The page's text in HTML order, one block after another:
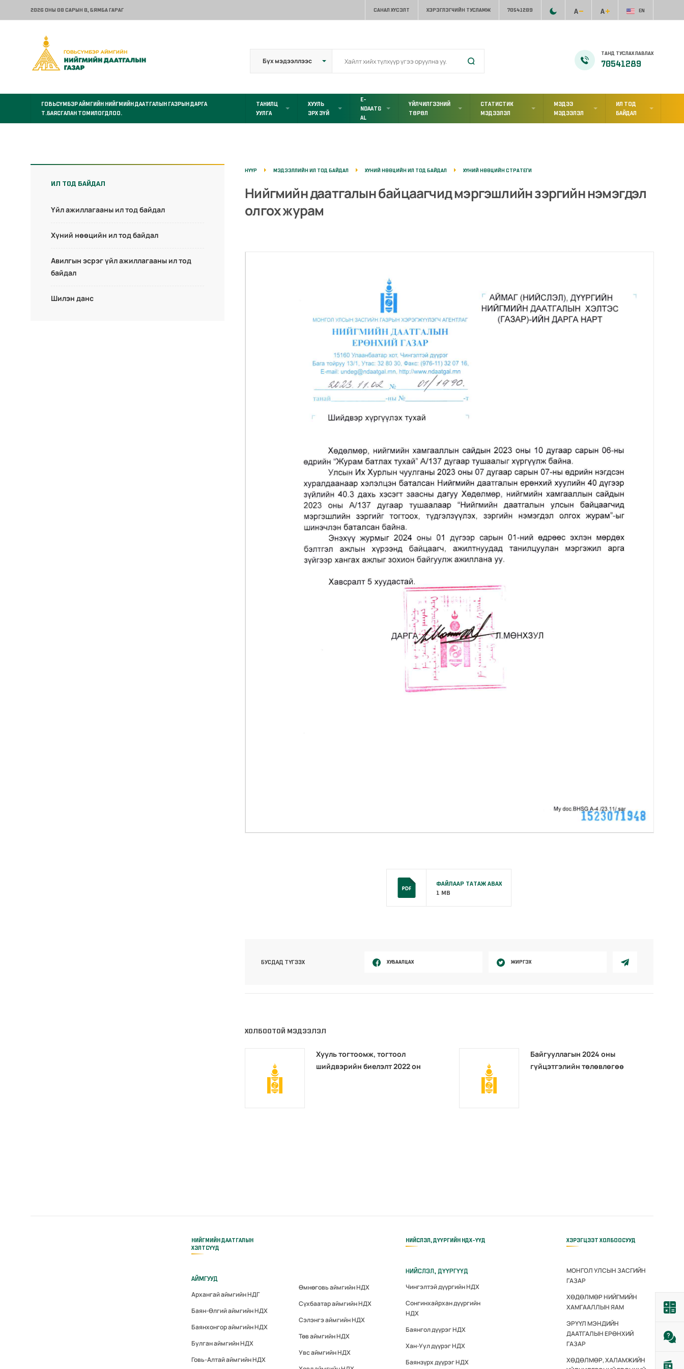
2026 ОНЫ 08 САРЫН 8, БЯМБА ГАРАГ САНАЛ ХҮСЭЛТ ХЭРЭГЛЭГЧИЙН ТУСЛАМЖ 70541289 EN
ТАНД ТУСЛАХ ЛАВЛАХ
70541289
ГОВЬСҮМБЭР АЙМГИЙН НИЙГМИЙН ДААТГАЛЫН ГАЗРЫН ДАРГА
Т.БАЯСГАЛАН ТОМИЛОГДЛОО.
ТАНИЛЦ
УУЛГА
ХУУЛЬ
ЭРХ ЗҮЙ
E-
NDAATG
AL
ҮЙЛЧИЛГЭЭНИЙ
ТӨРӨЛ
СТАТИСТИК
МЭДЭЭЛЭЛ
МЭДЭЭ
МЭДЭЭЛЭЛ
ИЛ ТОД
БАЙДАЛ
ИЛ ТОД БАЙДАЛ
Үйл ажиллагааны ил тод байдал
Хүний нөөцийн ил тод байдал
Авилгын эсрэг үйл ажиллагааны ил тод
байдал
Шилэн данс
НҮҮР МЭДЭЭЛЛИЙН ИЛ ТОД БАЙДАЛ ХҮНИЙ НӨӨЦИЙН ИЛ ТОД БАЙДАЛ ХҮНИЙ НӨӨЦИЙН СТРАТЕГИ
Нийгмийн даатгалын байцаагчид мэргэшлийн зэргийн нэмэгдэл
олгох журам
ФАЙЛААР ТАТАЖ АВАХ
1 MB
БУСДАД ТҮГЭЭХ ХУВААЛЦАХ ЖИРГЭХ
ХОЛБООТОЙ МЭДЭЭЛЭЛ
Хууль тогтоомж, тогтоол
шийдвэрийн биелэлт 2022 он
Байгууллагын 2024 оны
гүйцэтгэлийн төлөвлөгөө
НИЙГМИЙН ДААТГАЛЫН
ХЭЛТСҮҮД
АЙМГУУД
Архангай аймгийн НДГ
Баян-Өлгий аймгийн НДХ
Баянхонгор аймгийн НДХ
Булган аймгийн НДХ
Говь-Алтай аймгийн НДХ
Өмнөговь аймгийн НДХ
Сүхбаатар аймгийн НДХ
Сэлэнгэ аймгийн НДХ
Төв аймгийн НДХ
Увс аймгийн НДХ
НИЙСЛЭЛ, ДҮҮРГИЙН НДХ-ҮҮД
НИЙСЛЭЛ, ДҮҮРГҮҮД
Чингэлтэй дүүргийн НДХ
Сонгинхайрхан дүүргийн
НДХ
Баянгол дүүрэг НДХ
Хан-Уул дүүрэг НДХ
Баянзүрх дүүрэг НДХ
ХЭРЭГЦЭЭТ ХОЛБООСУУД
МОНГОЛ УЛСЫН ЗАСГИЙН
ГАЗАР
ХӨДӨЛМӨР НИЙГМИЙН
ХАМГААЛЛЫН ЯАМ
ЭРҮҮЛ МЭНДИЙН
ДААТГАЛЫН ЕРӨНХИЙ
ГАЗАР
ХӨДӨЛМӨР, ХАЛАМЖИЙН